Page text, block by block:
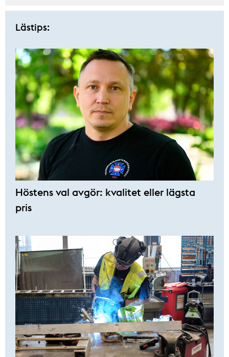
Lästips:
Höstens val avgör: kvalitet eller lägsta
pris